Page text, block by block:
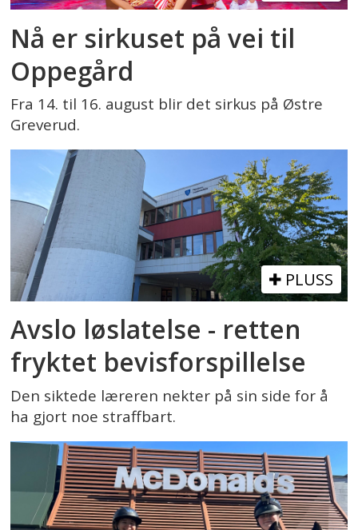
Nå er sirkuset på vei til
Oppegård
Fra 14. til 16. august blir det sirkus på Østre
Greverud.
PLUSS
Avslo løslatelse - retten
fryktet bevisforspillelse
Den siktede læreren nekter på sin side for å
ha gjort noe straffbart.